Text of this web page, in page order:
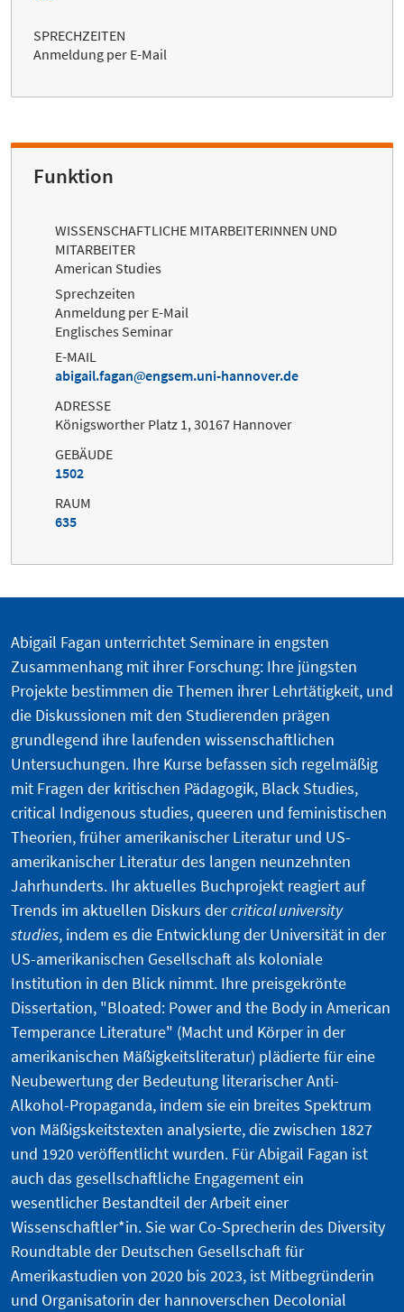
SPRECHZEITEN
Anmeldung per E-Mail
Funktion
WISSENSCHAFTLICHE MITARBEITERINNEN UND
MITARBEITER
American Studies
Sprechzeiten
Anmeldung per E-Mail
Englisches Seminar
E-MAIL
abigail.fagan
engsem.uni-hannover.de
ADRESSE
Königsworther Platz 1, 30167 Hannover
GEBÄUDE
1502
RAUM
635
Abigail Fagan unterrichtet Seminare in engsten
Zusammenhang mit ihrer Forschung: Ihre jüngsten
Projekte bestimmen die Themen ihrer Lehrtätigkeit, und
die Diskussionen mit den Studierenden prägen
grundlegend ihre laufenden wissenschaftlichen
Untersuchungen. Ihre Kurse befassen sich regelmäßig
mit Fragen der kritischen Pädagogik, Black Studies,
critical Indigenous studies, queeren und feministischen
Theorien, früher amerikanischer Literatur und US-
amerikanischer Literatur des langen neunzehnten
Jahrhunderts. Ihr aktuelles Buchprojekt reagiert auf
Trends im aktuellen Diskurs dercritical university
studies, indem es die Entwicklung der Universität in der
US-amerikanischen Gesellschaft als koloniale
Institution in den Blick nimmt. Ihre preisgekrönte
Dissertation, "Bloated: Power and the Body in American
Temperance Literature" (Macht und Körper in der
amerikanischen Mäßigkeitsliteratur) plädierte für eine
Neubewertung der Bedeutung literarischer Anti-
Alkohol-Propaganda, indem sie ein breites Spektrum
von Mäßigskeitstexten analysierte, die zwischen 1827
und 1920 veröffentlicht wurden. Für Abigail Fagan ist
auch das gesellschaftliche Engagement ein
wesentlicher Bestandteil der Arbeit einer
Wissenschaftler*in. Sie war Co-Sprecherin des Diversity
Roundtable der Deutschen Gesellschaft für
Amerikastudien von 2020 bis 2023, ist Mitbegründerin
und Organisatorin der hannoverschen Decolonial